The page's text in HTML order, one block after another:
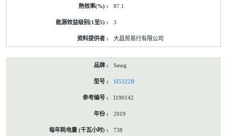
87.1
3
大昌贸易行有限公司
Smeg
SI5322B
I190142
2019
738